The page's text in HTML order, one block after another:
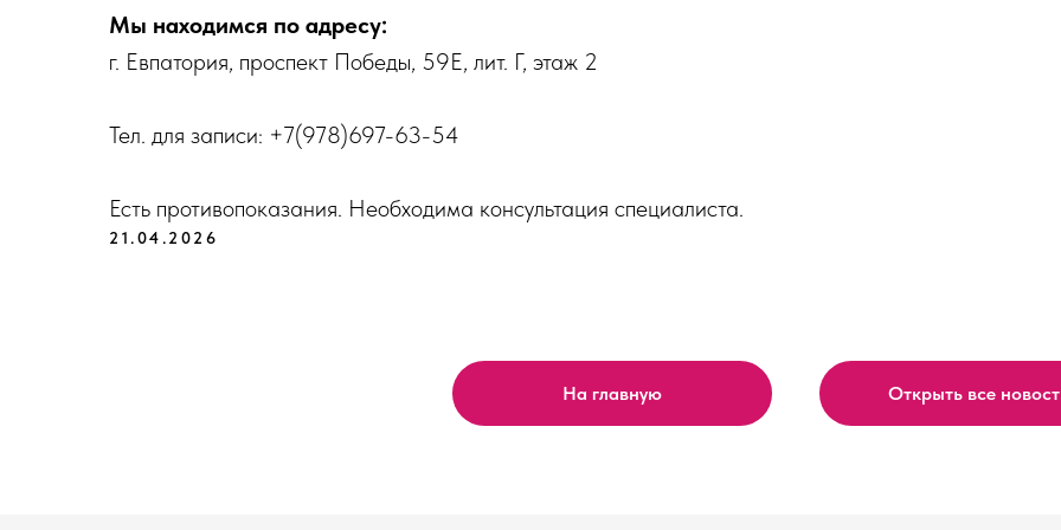
Мы находимся по адресу:
г. Евпатория, проспект Победы, 59Е, лит. Г, этаж 2
Тел. для записи: +7(978)697-63-54
Есть противопоказания. Необходима консультация специалиста.
21.04.2026
На главную Открыть все